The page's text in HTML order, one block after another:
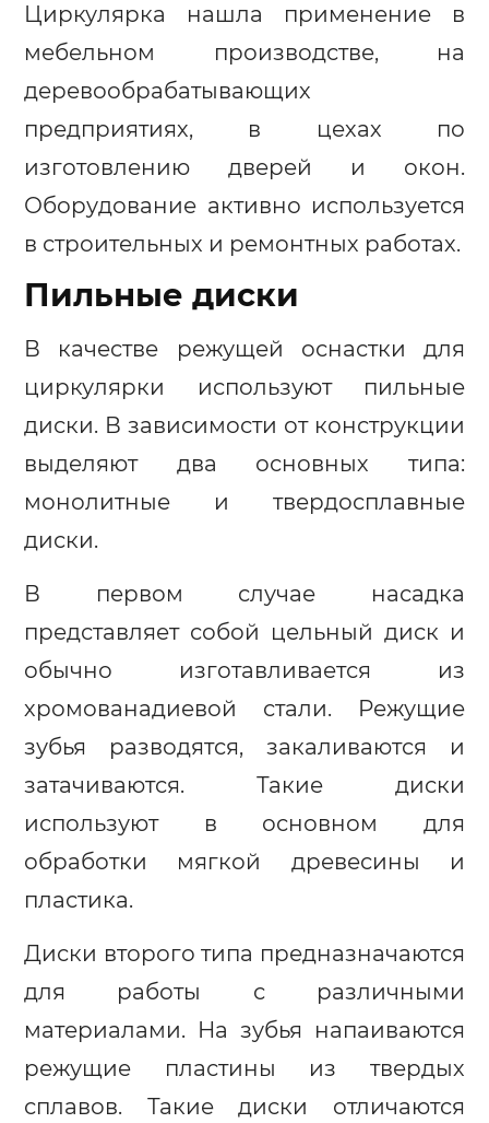
Циркулярка нашла применение в
мебельном производстве, на
деревообрабатывающих
предприятиях, в цехах по
изготовлению дверей и окон.
Оборудование активно используется
в строительных и ремонтных работах.
Пильные диски
В качестве режущей оснастки для
циркулярки используют пильные
диски. В зависимости от конструкции
выделяют два основных типа:
монолитные и твердосплавные
диски.
В первом случае насадка
представляет собой цельный диск и
обычно изготавливается из
хромованадиевой стали. Режущие
зубья разводятся, закаливаются и
затачиваются. Такие диски
используют в основном для
обработки мягкой древесины и
пластика.
Диски второго типа предназначаются
для работы с различными
материалами. На зубья напаиваются
режущие пластины из твердых
сплавов. Такие диски отличаются